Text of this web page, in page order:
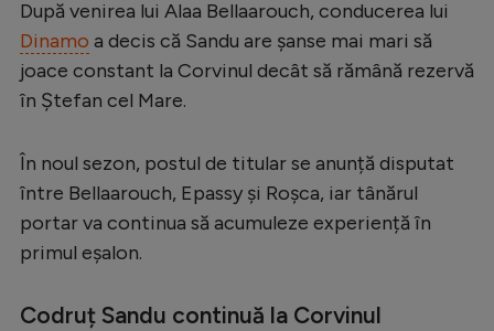
Bundesliga
Ligue 1
Campionate
EURO 2024
Stranieri
Clasamente
După venirea lui Alaa Bellaarouch, conducerea lui
Dinamo a decis că Sandu are șanse mai mari să
joace constant la Corvinul decât să rămână rezervă
în Ștefan cel Mare.
În noul sezon, postul de titular se anunță disputat
între Bellaarouch, Epassy și Roșca, iar tânărul
portar va continua să acumuleze experiență în
primul eșalon.
Codruț Sandu continuă la Corvinul